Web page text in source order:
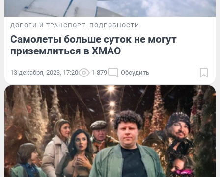
ДОРОГИ И ТРАНСПОРТ ПОДРОБНОСТИ
Самолеты больше суток не могут
приземлиться в ХМАО
13 декабря, 2023, 17:20 1 879 Обсудить